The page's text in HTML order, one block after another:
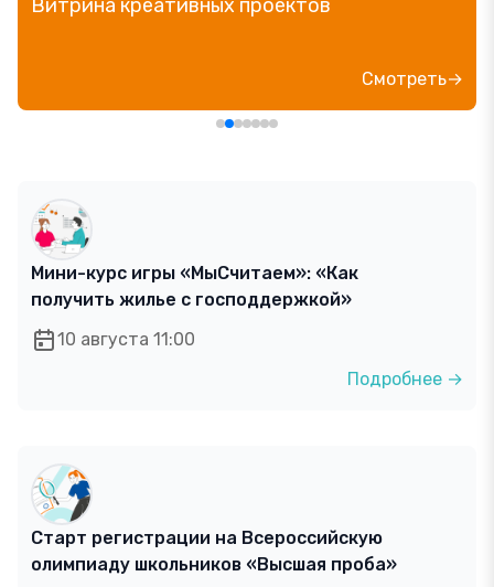
Витрина креативных проектов
Смотреть→
Мини-курс игры «МыСчитаем»: «Как
получить жилье с господдержкой»
10 августа 11:00
Подробнее →
Старт регистрации на Всероссийскую
олимпиаду школьников «Высшая проба»